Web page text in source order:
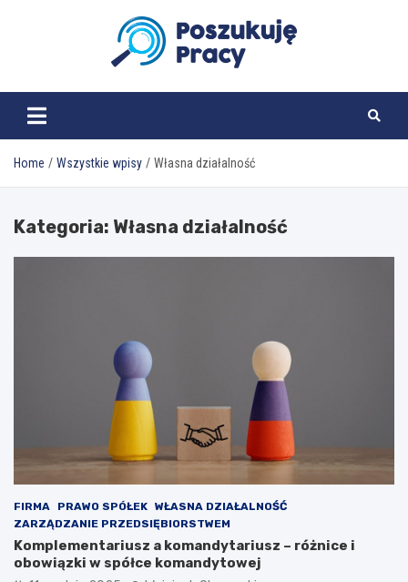
poszukujepracy.pl
Home Wszystkie wpisy Własna działalność
Kategoria: Własna działalność
FIRMA PRAWO SPÓŁEK WŁASNA DZIAŁALNOŚĆ
ZARZĄDZANIE PRZEDSIĘBIORSTWEM
Komplementariusz a komandytariusz – różnice i
obowiązki w spółce komandytowej